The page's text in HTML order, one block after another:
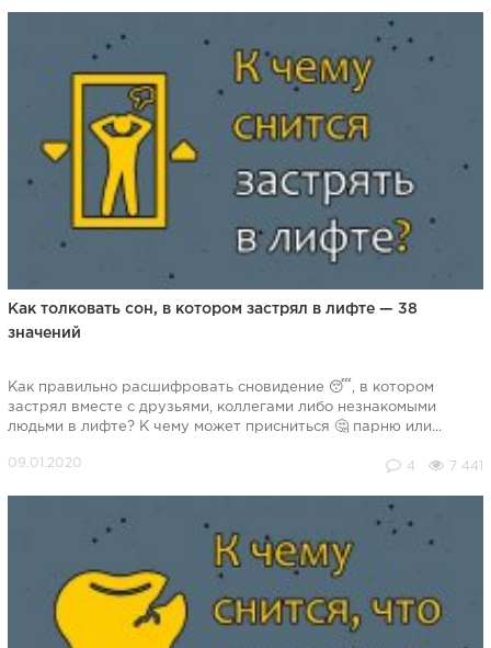
Как толковать сон, в котором застрял в лифте — 38
значений
Как правильно расшифровать сновидение 😴, в котором
застрял вместе с друзьями, коллегами либо незнакомыми
людьми в лифте? К чему может присниться 🤔 парню или...
4 7 441